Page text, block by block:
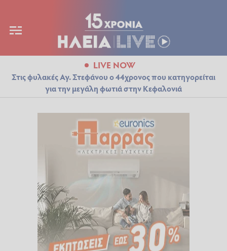
LIVE NOW
Στις φυλακές Αγ. Στεφάνου ο 44χρονος που κατηγορείται
για την μεγάλη φωτιά στην Κεφαλονιά